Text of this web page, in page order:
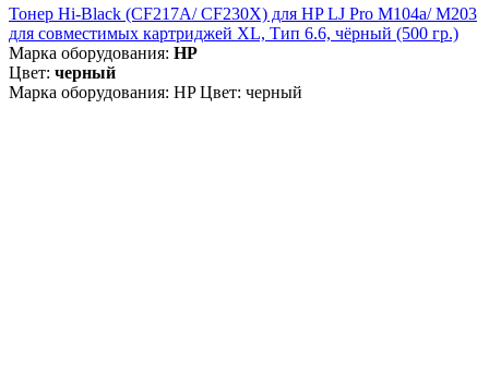
Тонер Hi-Black (CF217A/ CF230Х) для HP LJ Pro M104a/ M203
для совместимых картриджей XL, Тип 6.6, чёрный (500 гр.)
Марка оборудования: HP
Цвет: черный
Марка оборудования: HP Цвет: черный